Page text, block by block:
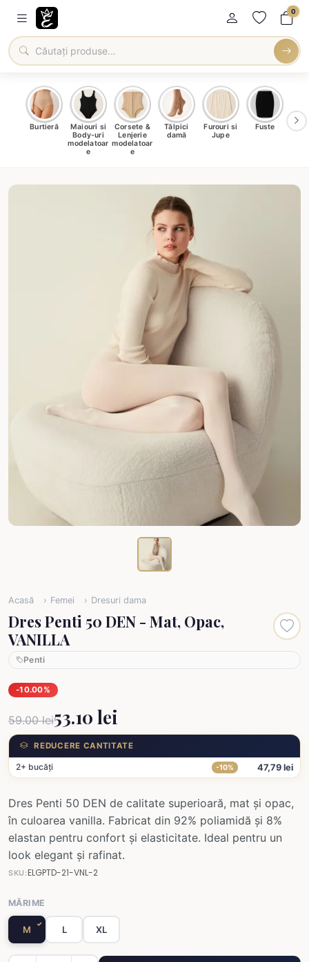
0
Burtieră
Maiouri si
Body-uri
modelatoar
e
Corsete &
Lenjerie
modelatoar
e
Tălpici
damă
Furouri si
Jupe
Fuste
Acasă Femei Dresuri dama
Dres Penti 50 DEN - Mat, Opac,
VANILLA
Penti
-10.00%
59.00 lei53.10 lei
REDUCERE CANTITATE
2+ bucăți -10% 47,79 lei
Dres Penti 50 DEN de calitate superioară, mat și opac,
în culoarea vanilla. Fabricat din 92% poliamidă și 8%
elastan pentru confort și elasticitate. Ideal pentru un
look elegant și rafinat.
SKU:ELGPTD-21-VNL-2
MĂRIME
M L XL